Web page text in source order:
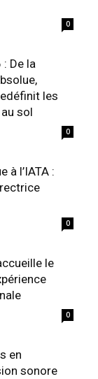
0
De la
les
sol
0
à l’IATA :
0
le
0
en
sonore